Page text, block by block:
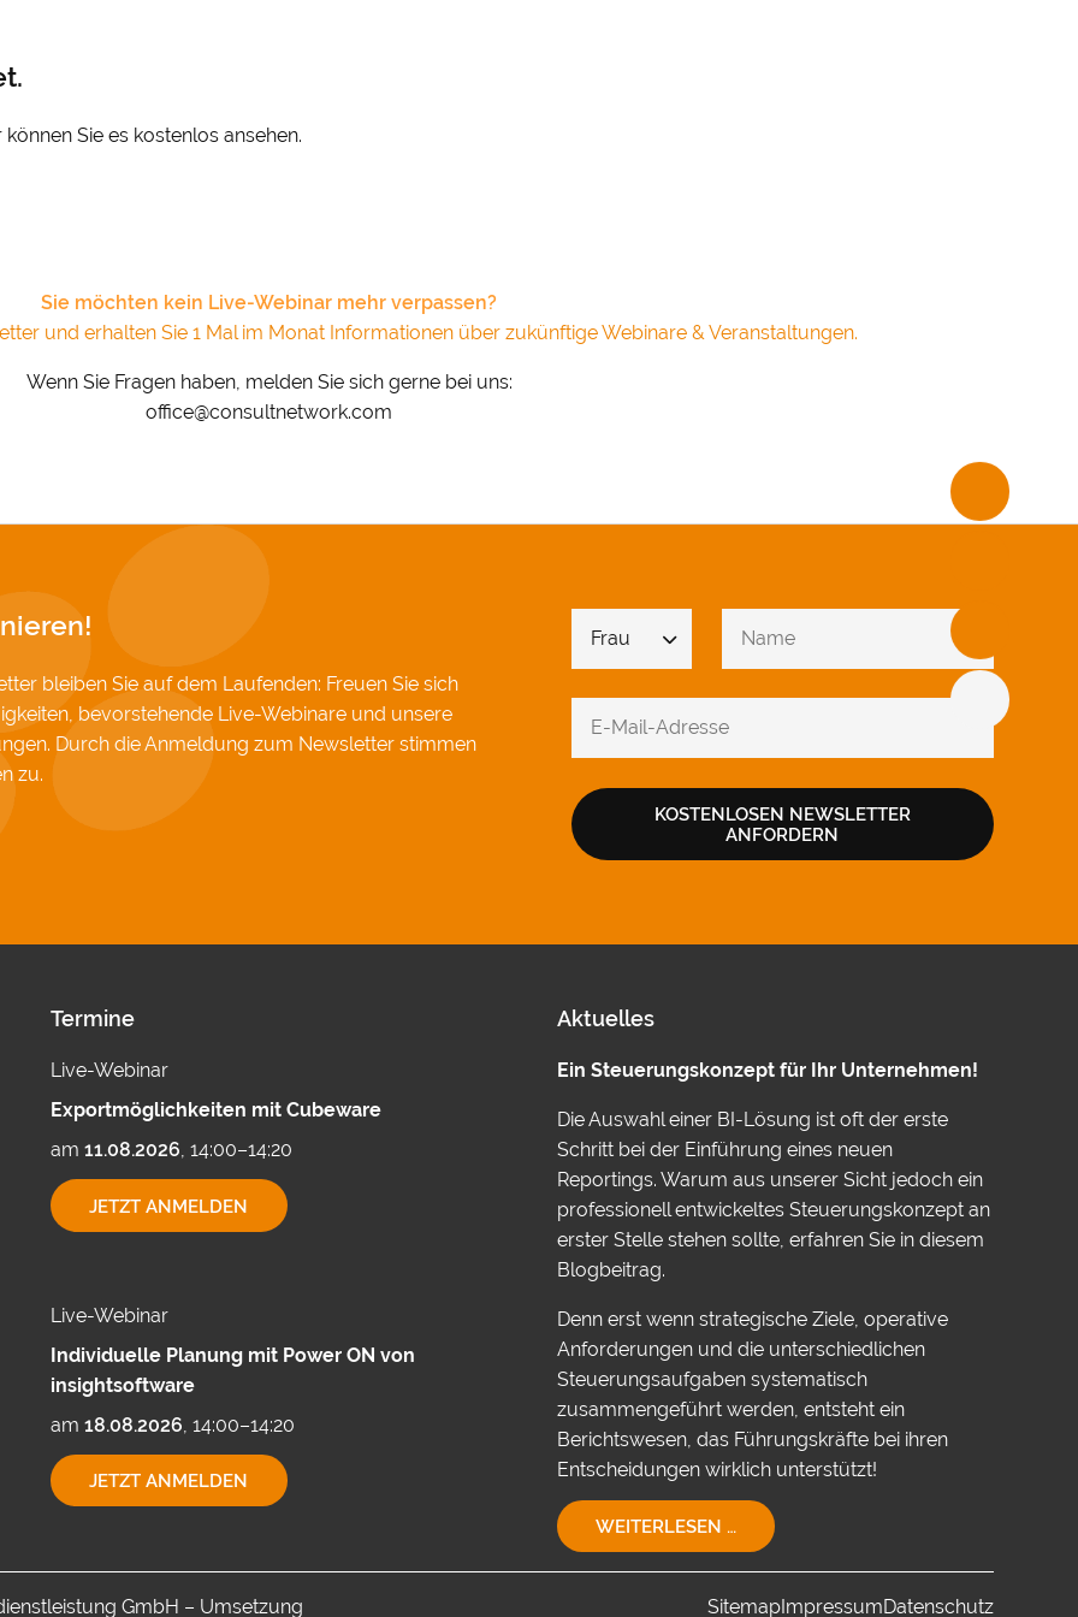
können Sie es kostenlos ansehen.
Sie möchten kein Live-Webinar mehr verpassen?
und erhalten Sie 1 Mal im Monat Informationen über zukünftige Webinare & Veranstaltungen.
Wenn Sie Fragen haben, melden Sie sich gerne bei uns:
office@consultnetwork.com
bleiben Sie auf dem Laufenden: Freuen Sie sich
bevorstehende Live-Webinare und unsere
Durch die Anmeldung zum Newsletter stimmen
zu.
KOSTENLOSEN NEWSLETTER
ANFORDERN
Termine
Live-Webinar
Exportmöglichkeiten mit Cubeware
am11.08.2026, 14:00–14:20
JETZT ANMELDEN EXPORTMÖGLICHKEITEN
MIT
Live-Webinar
Individuelle Planung mit Power ON von
insightsoftware
am18.08.2026, 14:00–14:20
JETZT ANMELDEN INDIVIDUELLE
PLANUNG
INSIGHTSOFTWARE
Aktuelles
Ein Steuerungskonzept für Ihr Unternehmen!
Die Auswahl einer BI-Lösung ist oft der erste
Schritt bei der Einführung eines neuen
Reportings. Warum aus unserer Sicht jedoch ein
professionell entwickeltes Steuerungskonzept an
erster Stelle stehen sollte, erfahren Sie in diesem
Blogbeitrag.
Denn erst wenn strategische Ziele, operative
Anforderungen und die unterschiedlichen
Steuerungsaufgaben systematisch
zusammengeführt werden, entsteht ein
Berichtswesen, das Führungskräfte bei ihren
Entscheidungen wirklich unterstützt!
WEITERLESEN …
STEUERUNGSKONZEPT
UNTERNEHMEN!
GmbH – Umsetzung SitemapImpressumDatenschutz
möchten wir Google Analytics (anonymisierte
Google Maps (Routenplanung) und YouTube (Videos) auf unserer
Dabei werden Daten (z. B. Ihre IP-Adresse) an diese Anbieter
Cookies gesetzt. Über Ihre Zustimmung würden wir uns freuen.
&Datenschutz